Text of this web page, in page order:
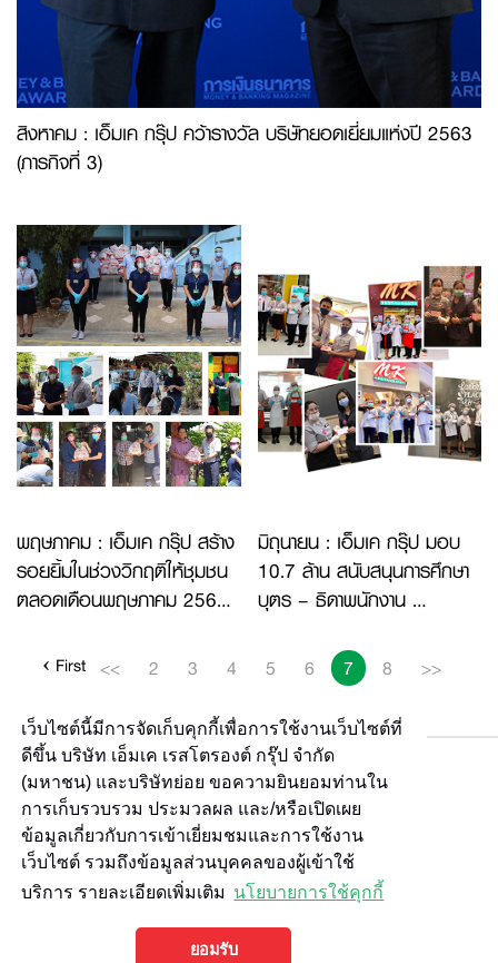
เว็บไซต์นี้มีการจัดเก็บคุกกี้เพื่อการใช้งานเว็บไซต์ที่
ดีขึ้น บริษัท เอ็มเค เรสโตรองต์ กรุ๊ป จำกัด
(มหาชน) และบริษัทย่อย ขอความยินยอมท่านใน
การเก็บรวบรวม ประมวลผล และ/หรือเปิดเผย
ข้อมูลเกี่ยวกับการเข้าเยี่ยมชมและการใช้งาน
เว็บไซต์ รวมถึงข้อมูลส่วนบุคคลของผู้เข้าใช้
บริการ รายละเอียดเพิ่มเติม นโยบายการใช้คุกกี้
ยอมรับ
สิงหาคม : เอ็มเค กรุ๊ป คว้ารางวัล บริษัทยอดเยี่ยมแห่งปี 2563
(ภารกิจที่ 3)
พฤษภาคม : เอ็มเค กรุ๊ป สร้าง
รอยยิ้มในช่วงวิกฤติให้ชุมชน
ตลอดเดือนพฤษภาคม 2563
มิถุนายน : เอ็มเค กรุ๊ป มอบ
10.7 ล้าน สนับสนุนการศึกษา
บุตร – ธิดาพนักงาน
‹ First << 2 3 4 5 6 7 8 >>